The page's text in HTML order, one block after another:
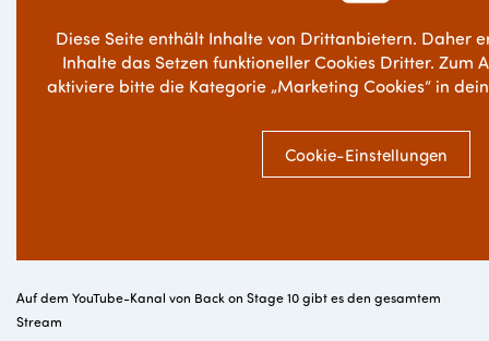
Diese Seite enthält Inhalte von Drittanbietern. Daher
Inhalte das Setzen funktioneller Cookies Dritter. Zum
aktiviere bitte die Kategorie „Marketing Cookies“ in
Cookie-Einstellungen
Auf dem YouTube-Kanal von Back on Stage 10 gibt es den gesamtem
Stream